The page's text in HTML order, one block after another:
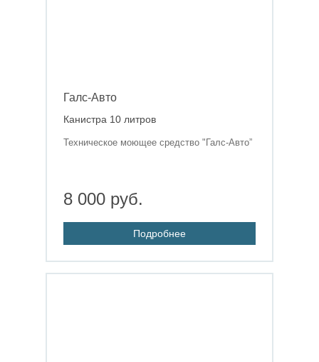
Галс-Авто
Канистра 10 литров
Техническое моющее средство "Галс-Авто”
8 000 руб.
Подробнее